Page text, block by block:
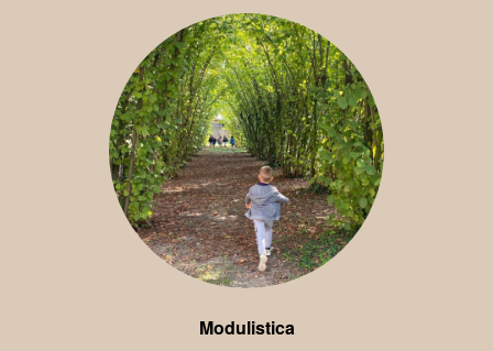
Modulistica